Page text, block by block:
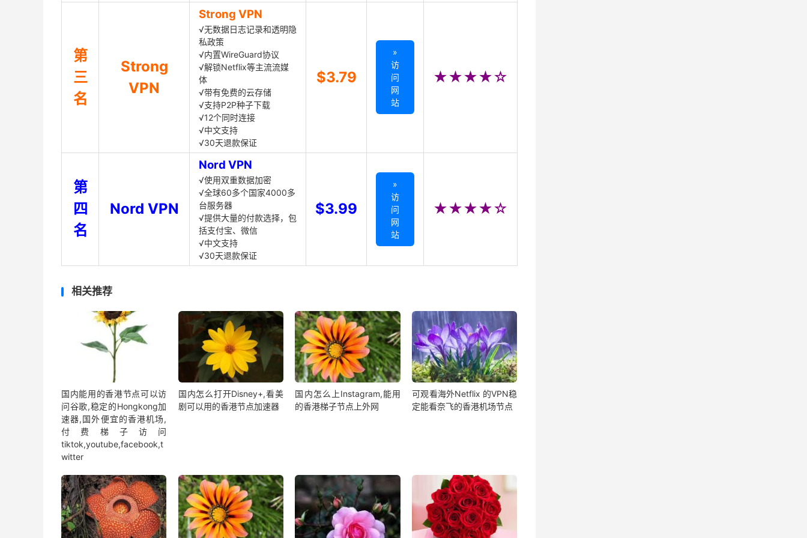
第
三
名
Strong
VPN
Strong VPN
√无数据日志记录和透明隐
私政策
√内置WireGuard协议
√解锁Netflix等主流流媒
体
√带有免费的云存储
√支持P2P种子下载
√12个同时连接
√中文支持
√30天退款保证
$3.79
»
访
问
网
站
★★★★☆
第
四
名
Nord VPN
Nord VPN
√使用双重数据加密
√全球60多个国家4000多
台服务器
√提供大量的付款选择，包
括支付宝、微信
√中文支持
√30天退款保证
$3.99
»
访
问
网
站
★★★★☆
相关推荐
国内能用的香港节点可以访
问谷歌,稳定的Hongkong加
速器,国外便宜的香港机场,
付费梯子访问
tiktok,youtube,facebook,t
witter
国内怎么打开Disney+,看美
剧可以用的香港节点加速器
国内怎么上Instagram,能用
的香港梯子节点上外网
可观看海外Netflix 的VPN稳
定能看奈飞的香港机场节点